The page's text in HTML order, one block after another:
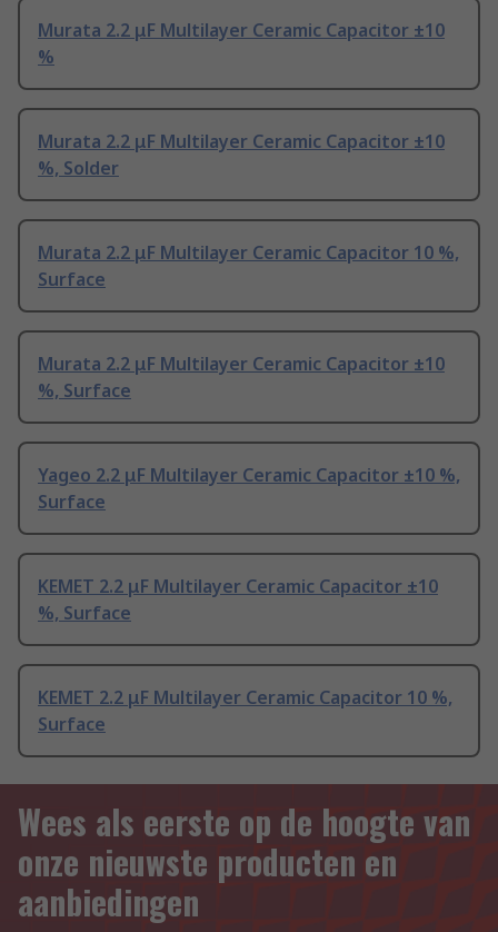
Murata 2.2 μF Multilayer Ceramic Capacitor ±10
%
Murata 2.2 μF Multilayer Ceramic Capacitor ±10
%, Solder
Murata 2.2 μF Multilayer Ceramic Capacitor 10 %,
Surface
Murata 2.2 μF Multilayer Ceramic Capacitor ±10
%, Surface
Yageo 2.2 μF Multilayer Ceramic Capacitor ±10 %,
Surface
KEMET 2.2 μF Multilayer Ceramic Capacitor ±10
%, Surface
KEMET 2.2 μF Multilayer Ceramic Capacitor 10 %,
Surface
Wees als eerste op de hoogte van
onze nieuwste producten en
aanbiedingen